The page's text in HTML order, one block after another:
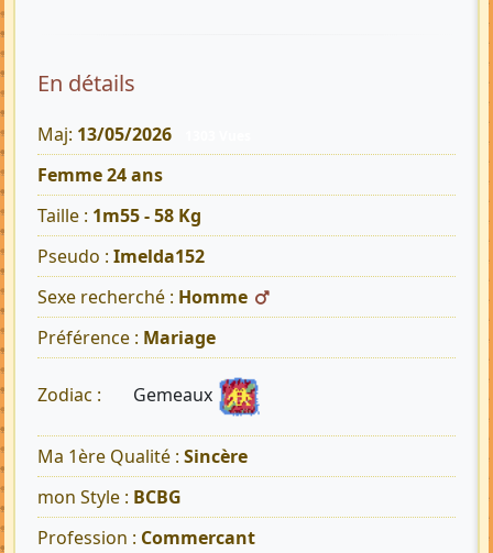
En détails
Maj: 13/05/2026
Femme 24 ans
Taille : 1m55 - 58 Kg
Pseudo : Imelda152
Sexe recherché : Homme
Préférence : Mariage
Zodiac : Gemeaux
Ma 1ère Qualité : Sincère
mon Style : BCBG
Profession : Commercant